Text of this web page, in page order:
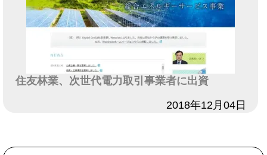
住友林業、次世代電力取引事業者に出資
2018年12月04日